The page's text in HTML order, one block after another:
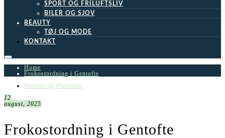
SPORT OG FRILUFTSLIV
BILER OG SJOV
BEAUTY
TØJ OG MODE
KONTAKT
Home
Frokostordning i Gentofte
Service og Økonomi
12
august, 2025
Frokostordning i Gentofte